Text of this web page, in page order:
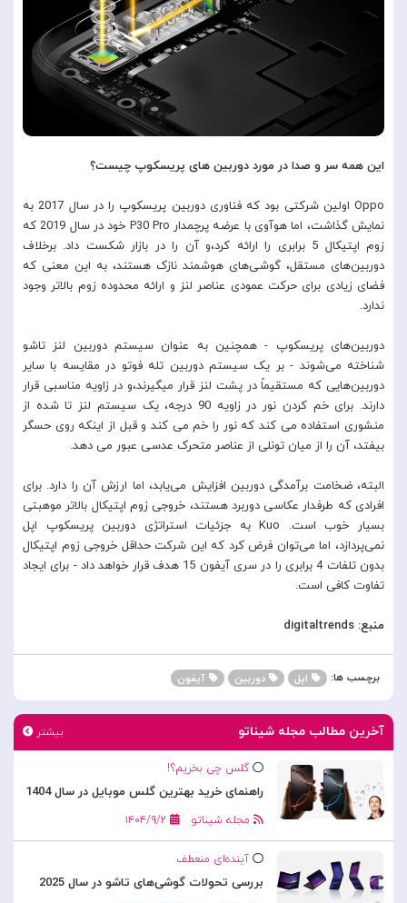
این همه سر و صدا در مورد دوربین های پریسکوپ چیست؟
Oppo اولین شرکتی بود که فناوری دوربین پریسکوپ را در سال 2017 به
نمایش گذاشت، اما هوآوی با عرضه پرچمدار P30 Pro خود در سال 2019 که
زوم اپتیکال 5 برابری را ارائه کرد،و آن را در بازار شکست داد. برخلاف
دوربین‌های مستقل، گوشی‌های هوشمند نازک هستند، به این معنی که
فضای زیادی برای حرکت عمودی عناصر لنز و ارائه محدوده زوم بالاتر وجود
ندارد.
دوربین‌های پریسکوپ - همچنین به عنوان سیستم دوربین لنز تاشو
شناخته می‌شوند - بر یک سیستم دوربین تله فوتو در مقایسه با سایر
دوربین‌هایی که مستقیماً در پشت لنز قرار میگیرند،و در زاویه مناسبی قرار
دارند. برای خم کردن نور در زاویه 90 درجه، یک سیستم لنز تا شده از
منشوری استفاده می کند که نور را خم می کند و قبل از اینکه روی حسگر
بیفتد، آن را از میان تونلی از عناصر متحرک عدسی عبور می دهد.
البته، ضخامت برآمدگی دوربین افزایش می‌یابد، اما ارزش آن را دارد. برای
افرادی که طرفدار عکاسی دوربرد هستند، خروجی زوم اپتیکال بالاتر موهبتی
بسیار خوب است. Kuo به جزئیات استراتژی دوربین پریسکوپ اپل
نمی‌پردازد، اما می‌توان فرض کرد که این شرکت حداقل خروجی زوم اپتیکال
بدون تلفات 4 برابری را در سری آیفون 15 هدف قرار خواهد داد - برای ایجاد
تفاوت کافی است.
منبع: digitaltrends
برچسب ها: اپل دوربین آیفون
آخرین مطالب مجله شیناتو بیشتر
گلس چی بخریم؟!
راهنمای خرید بهترین گلس موبایل در سال 1404
مجله شیناتو ۱۴۰۴/۹/۲
آینده‌ای منعطف
بررسی تحولات گوشی‌های تاشو در سال 2025